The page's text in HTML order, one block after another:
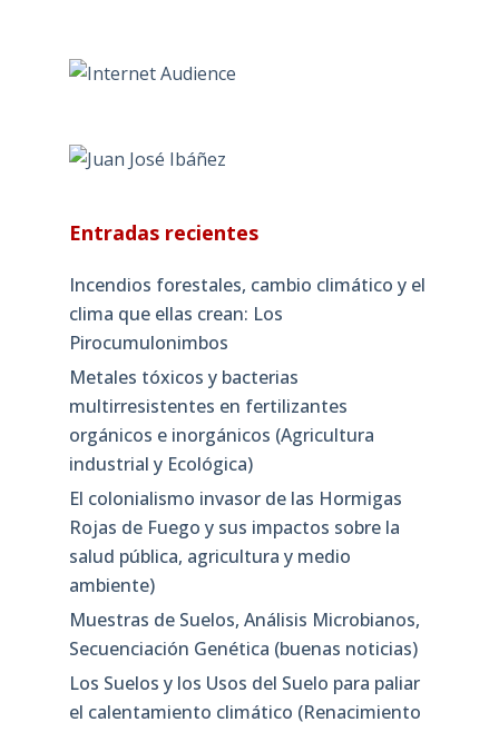
Entradas recientes
Incendios forestales, cambio climático y el
clima que ellas crean: Los
Pirocumulonimbos
Metales tóxicos y bacterias
multirresistentes en fertilizantes
orgánicos e inorgánicos (Agricultura
industrial y Ecológica)
El colonialismo invasor de las Hormigas
Rojas de Fuego y sus impactos sobre la
salud pública, agricultura y medio
ambiente)
Muestras de Suelos, Análisis Microbianos,
Secuenciación Genética (buenas noticias)
Los Suelos y los Usos del Suelo para paliar
el calentamiento climático (Renacimiento